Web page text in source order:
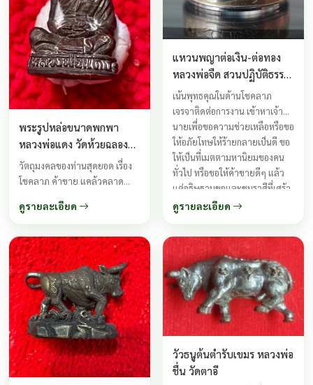
พระรูปหล่อขนาดพกพา
หลวงพ่อแดง วัดห้วยฉลอง
ราษฏร์ จ.อุตรดิตถ์
วัตถุมงคลของท่านสุดยอด เรื่อง
โชคลาภ ค้าขาย แคล้วคลาด
คุณคน ...
ดูรายละเอียด
แหวนพญาต่อเงิน-ต่อทอง
หลวงพ่อจืด สวนปฏิบัติธรรม
โพธิเศรษฐี
เน้นพุทธคุณในด้านโชคลาภ
เจรจาติดต่อการงาน เข้าหาเจ้า
นายเพื่อขอความช่วยเหลือหรือขอ
ให้อภัยโทษให้ร้ายกลายเป็นดี ขอ
ให้เป็นที่เมตตามหานิยมของคน
ทั่วไป หรือขอให้ค้าขายดีๆ แล้ว
แต่อธิษฐานขอและชุบราศีที่เศร้า
หมองให้ผ่องใส ปัดเคราะห์โศกโรค
ดูรายละเอียด
วัวธนูต้นตำรับเขมร หลวงพ่อ
ชื่น วัดตาอี